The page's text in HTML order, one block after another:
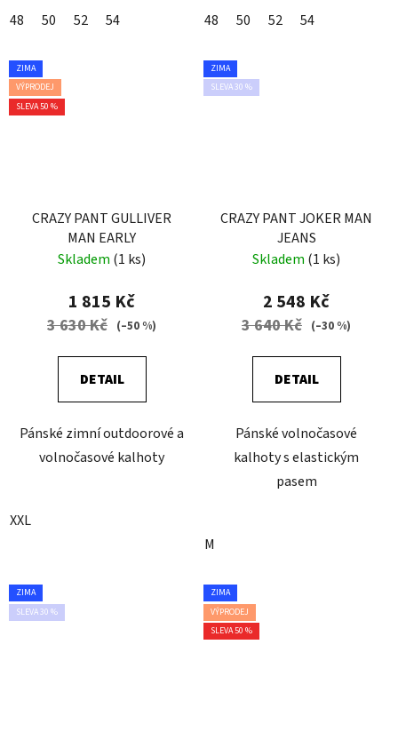
48 50 52 54 48 50 52 54
ZIMA
VÝPRODEJ
SLEVA 50 %
CRAZY PANT GULLIVER
MAN EARLY
Skladem (1 ks)
1 815 Kč
3 630 Kč (–50 %)
DETAIL
Pánské zimní outdoorové a
volnočasové kalhoty
XXL
ZIMA
SLEVA 30 %
CRAZY PANT JOKER MAN
JEANS
Skladem (1 ks)
2 548 Kč
3 640 Kč (–30 %)
DETAIL
Pánské volnočasové
kalhoty s elastickým
pasem
M
ZIMA
SLEVA 30 %
ZIMA
VÝPRODEJ
SLEVA 50 %